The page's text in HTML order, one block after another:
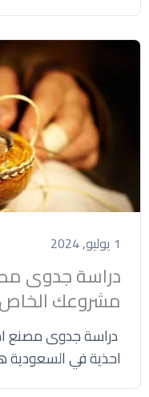
1 يوليو, 2024
دراسة جدوى
مشروعك
دراسة جدوى مصنع
احذية في